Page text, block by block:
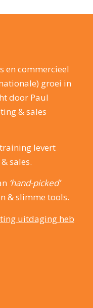
en commercieel
groei in
door Paul
& sales
levert
sales.
‘hand-picked’
& slimme tools.
uitdaging heb